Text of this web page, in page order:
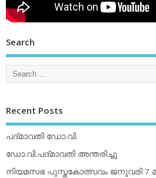
Search
Recent Posts
പദ്മാവതി ഡോ.വി.
ഡോ.വി.പദ്മാവതി അന്തരിച്ചു
നിയമസഭ പുസ്തകോത്സവം ജനുവരി 7